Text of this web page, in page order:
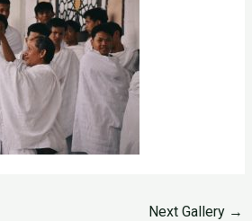
Next Gallery →